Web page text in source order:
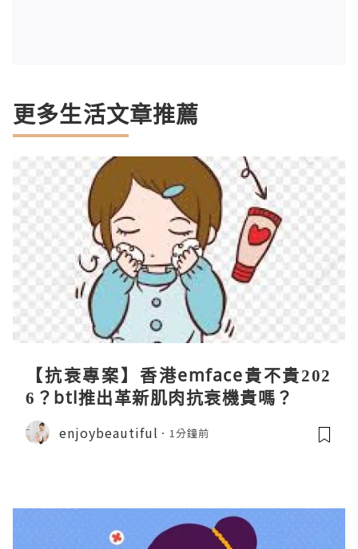
更多生活文章推薦
【抗衰專案】香港emface貴不貴202
6？btl推出革新肌肉抗衰機貴嗎？
enjoybeautiful 1分鐘前